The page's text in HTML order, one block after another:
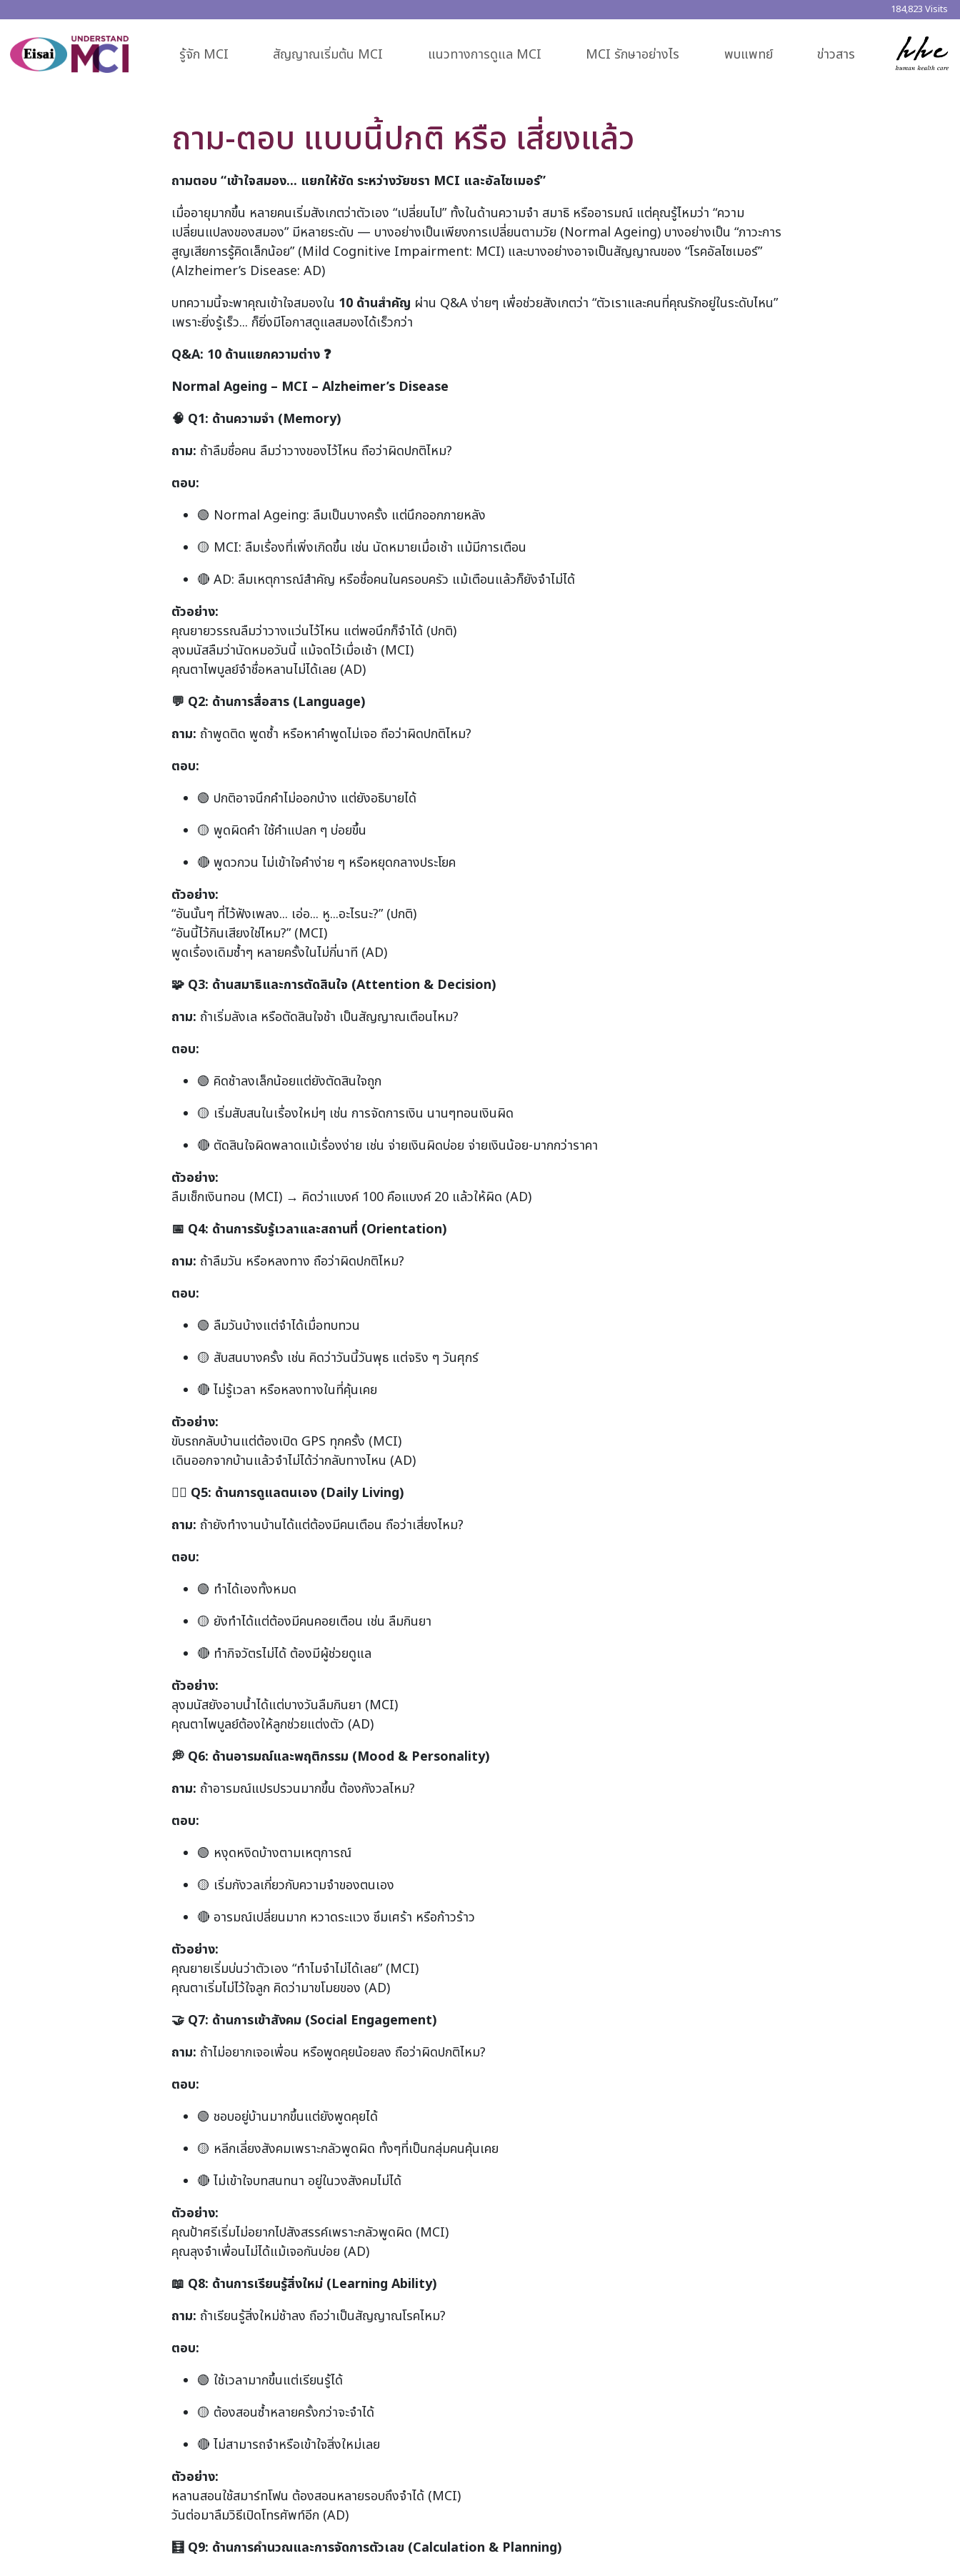
184,823 Visits
รู้จัก MCI สัญญาณเริ่มต้น MCI แนวทางการดูแล MCI MCI รักษาอย่างไร พบแพทย์ ข่าวสาร
ถาม-ตอบ แบบนี้ปกติ หรือ เสี่ยงแล้ว
ถามตอบ “เข้าใจสมอง... แยกให้ชัด ระหว่างวัยชรา MCI และอัลไซเมอร์”
เมื่ออายุมากขึ้น หลายคนเริ่มสังเกตว่าตัวเอง “เปลี่ยนไป” ทั้งในด้านความจำ สมาธิ หรืออารมณ์ แต่คุณรู้ไหมว่า “ความ
เปลี่ยนแปลงของสมอง” มีหลายระดับ — บางอย่างเป็นเพียงการเปลี่ยนตามวัย (Normal Ageing) บางอย่างเป็น “ภาวะการ
สูญเสียการรู้คิดเล็กน้อย” (Mild Cognitive Impairment: MCI) และบางอย่างอาจเป็นสัญญาณของ “โรคอัลไซเมอร์”
(Alzheimer’s Disease: AD)
บทความนี้จะพาคุณเข้าใจสมองใน 10 ด้านสำคัญ ผ่าน Q&A ง่ายๆ เพื่อช่วยสังเกตว่า “ตัวเราและคนที่คุณรักอยู่ในระดับไหน”
เพราะยิ่งรู้เร็ว... ก็ยิ่งมีโอกาสดูแลสมองได้เร็วกว่า
Q&A: 10 ด้านแยกความต่าง ❓
Normal Ageing – MCI – Alzheimer’s Disease
🧠 Q1: ด้านความจำ (Memory)
ถาม: ถ้าลืมชื่อคน ลืมว่าวางของไว้ไหน ถือว่าผิดปกติไหม?
ตอบ:
🟢 Normal Ageing: ลืมเป็นบางครั้ง แต่นึกออกภายหลัง
🟡 MCI: ลืมเรื่องที่เพิ่งเกิดขึ้น เช่น นัดหมายเมื่อเช้า แม้มีการเตือน
🔴 AD: ลืมเหตุการณ์สำคัญ หรือชื่อคนในครอบครัว แม้เตือนแล้วก็ยังจำไม่ได้
ตัวอย่าง:
คุณยายวรรณลืมว่าวางแว่นไว้ไหน แต่พอนึกก็จำได้ (ปกติ)
ลุงมนัสลืมว่านัดหมอวันนี้ แม้จดไว้เมื่อเช้า (MCI)
คุณตาไพบูลย์จำชื่อหลานไม่ได้เลย (AD)
💬 Q2: ด้านการสื่อสาร (Language)
ถาม: ถ้าพูดติด พูดซ้ำ หรือหาคำพูดไม่เจอ ถือว่าผิดปกติไหม?
ตอบ:
🟢 ปกติอาจนึกคำไม่ออกบ้าง แต่ยังอธิบายได้
🟡 พูดผิดคำ ใช้คำแปลก ๆ บ่อยขึ้น
🔴 พูดวกวน ไม่เข้าใจคำง่าย ๆ หรือหยุดกลางประโยค
ตัวอย่าง:
“อันนั้นๆ ที่ไว้ฟังเพลง... เอ่อ... หู...อะไรนะ?” (ปกติ)
“อันนี้ไว้กินเสียงใช่ไหม?” (MCI)
พูดเรื่องเดิมซ้ำๆ หลายครั้งในไม่กี่นาที (AD)
🧩 Q3: ด้านสมาธิและการตัดสินใจ (Attention & Decision)
ถาม: ถ้าเริ่มลังเล หรือตัดสินใจช้า เป็นสัญญาณเตือนไหม?
ตอบ:
🟢 คิดช้าลงเล็กน้อยแต่ยังตัดสินใจถูก
🟡 เริ่มสับสนในเรื่องใหม่ๆ เช่น การจัดการเงิน นานๆทอนเงินผิด
🔴 ตัดสินใจผิดพลาดแม้เรื่องง่าย เช่น จ่ายเงินผิดบ่อย จ่ายเงินน้อย-มากกว่าราคา
ตัวอย่าง:
ลืมเช็กเงินทอน (MCI) → คิดว่าแบงค์ 100 คือแบงค์ 20 แล้วให้ผิด (AD)
📅 Q4: ด้านการรับรู้เวลาและสถานที่ (Orientation)
ถาม: ถ้าลืมวัน หรือหลงทาง ถือว่าผิดปกติไหม?
ตอบ:
🟢 ลืมวันบ้างแต่จำได้เมื่อทบทวน
🟡 สับสนบางครั้ง เช่น คิดว่าวันนี้วันพุธ แต่จริง ๆ วันศุกร์
🔴 ไม่รู้เวลา หรือหลงทางในที่คุ้นเคย
ตัวอย่าง:
ขับรถกลับบ้านแต่ต้องเปิด GPS ทุกครั้ง (MCI)
เดินออกจากบ้านแล้วจำไม่ได้ว่ากลับทางไหน (AD)
🧍 Q5: ด้านการดูแลตนเอง (Daily Living)
ถาม: ถ้ายังทำงานบ้านได้แต่ต้องมีคนเตือน ถือว่าเสี่ยงไหม?
ตอบ:
🟢 ทำได้เองทั้งหมด
🟡 ยังทำได้แต่ต้องมีคนคอยเตือน เช่น ลืมกินยา
🔴 ทำกิจวัตรไม่ได้ ต้องมีผู้ช่วยดูแล
ตัวอย่าง:
ลุงมนัสยังอาบน้ำได้แต่บางวันลืมกินยา (MCI)
คุณตาไพบูลย์ต้องให้ลูกช่วยแต่งตัว (AD)
💭 Q6: ด้านอารมณ์และพฤติกรรม (Mood & Personality)
ถาม: ถ้าอารมณ์แปรปรวนมากขึ้น ต้องกังวลไหม?
ตอบ:
🟢 หงุดหงิดบ้างตามเหตุการณ์
🟡 เริ่มกังวลเกี่ยวกับความจำของตนเอง
🔴 อารมณ์เปลี่ยนมาก หวาดระแวง ซึมเศร้า หรือก้าวร้าว
ตัวอย่าง:
คุณยายเริ่มบ่นว่าตัวเอง “ทำไมจำไม่ได้เลย” (MCI)
คุณตาเริ่มไม่ไว้ใจลูก คิดว่ามาขโมยของ (AD)
🤝 Q7: ด้านการเข้าสังคม (Social Engagement)
ถาม: ถ้าไม่อยากเจอเพื่อน หรือพูดคุยน้อยลง ถือว่าผิดปกติไหม?
ตอบ:
🟢 ชอบอยู่บ้านมากขึ้นแต่ยังพูดคุยได้
🟡 หลีกเลี่ยงสังคมเพราะกลัวพูดผิด ทั้งๆที่เป็นกลุ่มคนคุ้นเคย
🔴 ไม่เข้าใจบทสนทนา อยู่ในวงสังคมไม่ได้
ตัวอย่าง:
คุณป้าศรีเริ่มไม่อยากไปสังสรรค์เพราะกลัวพูดผิด (MCI)
คุณลุงจำเพื่อนไม่ได้แม้เจอกันบ่อย (AD)
📖 Q8: ด้านการเรียนรู้สิ่งใหม่ (Learning Ability)
ถาม: ถ้าเรียนรู้สิ่งใหม่ช้าลง ถือว่าเป็นสัญญาณโรคไหม?
ตอบ:
🟢 ใช้เวลามากขึ้นแต่เรียนรู้ได้
🟡 ต้องสอนซ้ำหลายครั้งกว่าจะจำได้
🔴 ไม่สามารถจำหรือเข้าใจสิ่งใหม่เลย
ตัวอย่าง:
หลานสอนใช้สมาร์ทโฟน ต้องสอนหลายรอบถึงจำได้ (MCI)
วันต่อมาลืมวิธีเปิดโทรศัพท์อีก (AD)
🧮 Q9: ด้านการคำนวณและการจัดการตัวเลข (Calculation & Planning)